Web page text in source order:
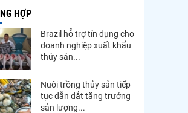
Trung Quốc
Papua New Guinea
New Zealand
Đài Loan
Hàn Quốc
HỢP
Brazil hỗ trợ tín dụng cho
doanh nghiệp xuất khẩu
thủy sản...
Nuôi trồng thủy sản tiếp
tục dẫn dắt tăng trưởng
sản lượng...